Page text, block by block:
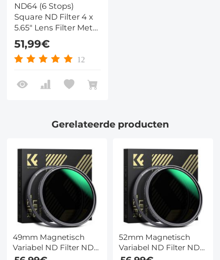
ND64 (6 Stops)
Square ND Filter 4 x
5.65" Lens Filter Met
Neutrale Dichtheid
Compatibel met Tilta
Compatibel en
51,99€
12
Gerelateerde producten
49mm Magnetisch
Variabel ND Filter ND8
- ND128 (3-7 Stops)
52mm Magnetisch
Variabel ND Filter ND8
- ND128 (3-7 Stops)